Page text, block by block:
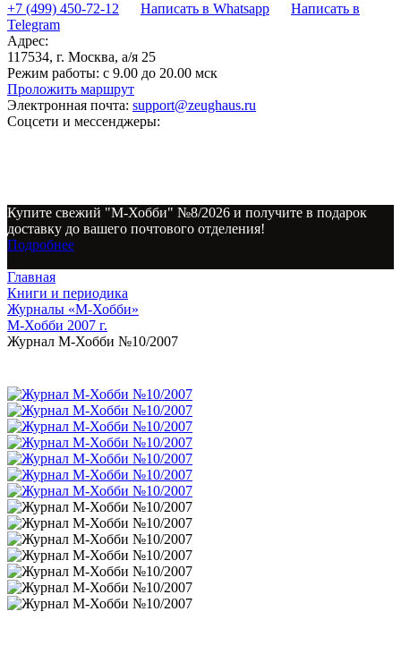
+7 (499) 450-72-12
Написать в Whatsapp
Написать в
Telegram
Адрес:
117534, г. Москва, а/я 25
Режим работы: с 9.00 до 20.00 мск
Проложить маршрут
Электронная почта: support@zeughaus.ru
Соцсети и мессенджеры:
Купите свежий "М-Хобби" №8/2026 и получите в подарок
доставку до вашего почтового отделения!
Подробнее
Главная
Книги и периодика
Журналы «М-Хобби»
М-Хобби 2007 г.
Журнал М-Хобби №10/2007